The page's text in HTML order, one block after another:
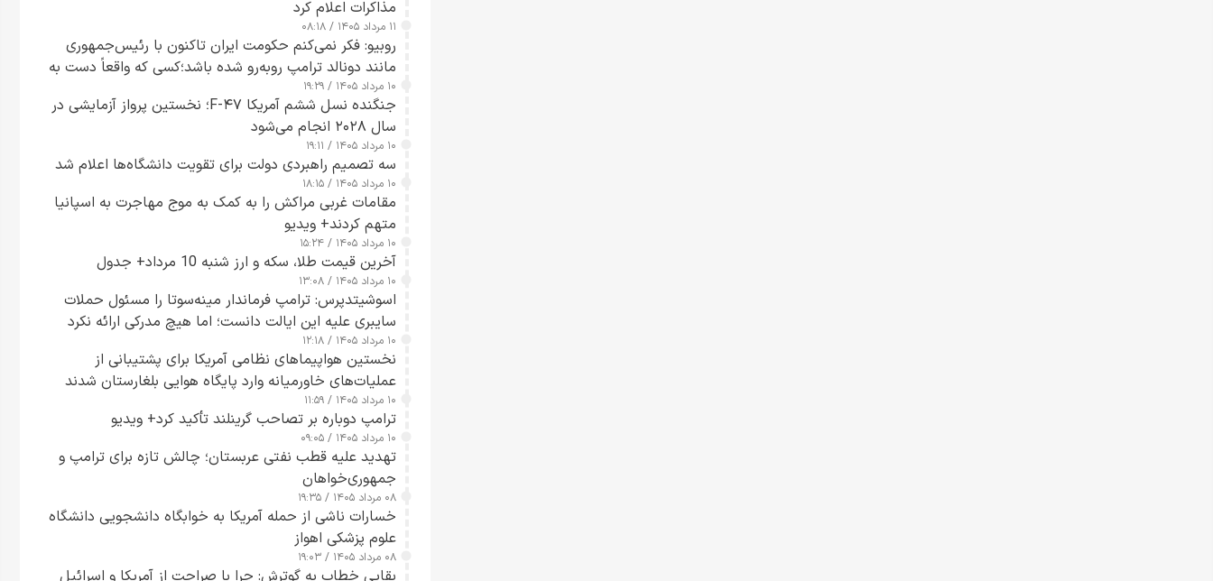
مذاکرات اعلام کرد
۱۱ مرداد ۱۴۰۵ / ۰۸:۱۸
روبیو: فکر نمی‌کنم حکومت ایران تاکنون با رئیس‌جمهوری
مانند دونالد ترامپ روبه‌رو شده باشد؛کسی که واقعاً دست به
اقدام می‌زند
۱۰ مرداد ۱۴۰۵ / ۱۹:۲۹
جنگنده نسل ششم آمریکا F-۴۷؛ نخستین پرواز آزمایشی در
سال ۲۰۲۸ انجام می‌شود
۱۰ مرداد ۱۴۰۵ / ۱۹:۱۱
سه تصمیم راهبردی دولت برای تقویت دانشگاه‌ها اعلام شد
۱۰ مرداد ۱۴۰۵ / ۱۸:۱۵
مقامات غربی مراکش را به کمک به موج مهاجرت به اسپانیا
متهم کردند+ ویدیو
۱۰ مرداد ۱۴۰۵ / ۱۵:۲۴
آخرین قیمت طلا، سکه و ارز شنبه 10 مرداد+ جدول
۱۰ مرداد ۱۴۰۵ / ۱۳:۰۸
اسوشیتدپرس: ترامپ فرماندار مینه‌سوتا را مسئول حملات
سایبری علیه این ایالت دانست؛ اما هیچ مدرکی ارائه نکرد
۱۰ مرداد ۱۴۰۵ / ۱۲:۱۸
نخستین هواپیماهای نظامی آمریکا برای پشتیبانی از
عملیات‌های خاورمیانه وارد پایگاه هوایی بلغارستان شدند
۱۰ مرداد ۱۴۰۵ / ۱۱:۵۹
ترامپ دوباره بر تصاحب گرینلند تأکید کرد+ ویدیو
۱۰ مرداد ۱۴۰۵ / ۰۹:۰۵
تهدید علیه قطب نفتی عربستان؛ چالش تازه برای ترامپ و
جمهوری‌خواهان
۰۸ مرداد ۱۴۰۵ / ۱۹:۳۵
خسارات ناشی از حمله آمریکا به خوابگاه دانشجویی دانشگاه
علوم پزشکی اهواز
۰۸ مرداد ۱۴۰۵ / ۱۹:۰۳
بقایی خطاب به گوترش: چرا با صراحت از آمریکا و اسرائیل